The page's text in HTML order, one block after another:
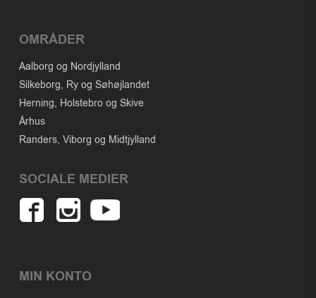
OMRÅDER
Aalborg og Nordjylland
Silkeborg, Ry og Søhøjlandet
Herning, Holstebro og Skive
Århus
Randers, Viborg og Midtjylland
SOCIALE MEDIER
MIN KONTO